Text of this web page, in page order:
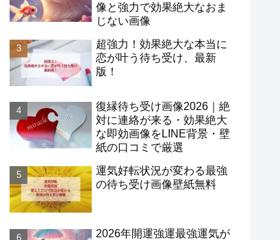
像と強力で効果絶大なおま
じない画像
超強力！効果絶大な本当に
恋が叶う待ち受け、最新
版！
復縁待ち受け画像2026｜絶
対に連絡が来る・効果絶大
な即効画像をLINE背景・壁
紙の口コミで厳選
運気好転状況が変わる最強
の待ち受け画像壁紙無料
2026年開運強運最強運気が